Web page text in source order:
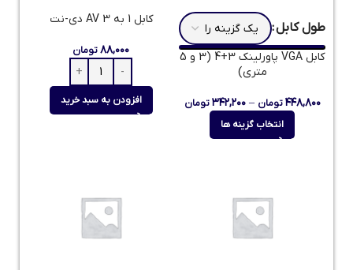
طول کابل
کابل VGA پاورلینک 3+4 (3 و 5
متری)
۴۴۸,۸۰۰ تومان – ۳۴۲,۲۰۰ تومان
انتخاب گزینه ها
کابل 1 به 3 AV دی-نت
۸۸,۰۰۰تومان
افزودن به سبد خرید